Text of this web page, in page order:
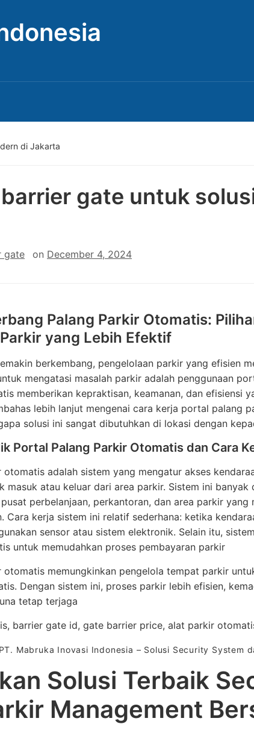
di Jakarta
gate untuk
gate on December 4, 2024
Palang Parkir Otomatis:
yang Lebih Efektif
berkembang, pengelolaan parkir yang efisien
mengatasi masalah parkir adalah penggunaan
memberikan kepraktisan, keamanan, dan efisiensi
lebih lanjut mengenai cara kerja portal palang
solusi ini sangat dibutuhkan di lokasi dengan
Portal Palang Parkir Otomatis dan Cara
adalah sistem yang mengatur akses
masuk atau keluar dari area parkir. Sistem ini
perbelanjaan, perkantoran, dan area parkir yang
Cara kerja sistem ini relatif sederhana: ketika
sensor atau sistem elektronik. Selain itu,
untuk memudahkan proses pembayaran parkir
memungkinkan pengelola tempat parkir
Dengan sistem ini, proses parkir lebih efisien,
tetap terjaga
barrier gate id, gate barrier price, alat parkir
PT. Mabruka Inovasi Indonesia – Solusi Security System
Solusi Terbaik
Management